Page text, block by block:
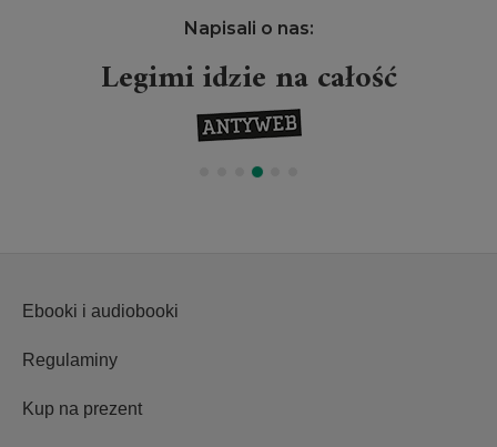
Napisali o nas:
Legimi idzie na całość
Ebooki i audiobooki
Regulaminy
Kup na prezent